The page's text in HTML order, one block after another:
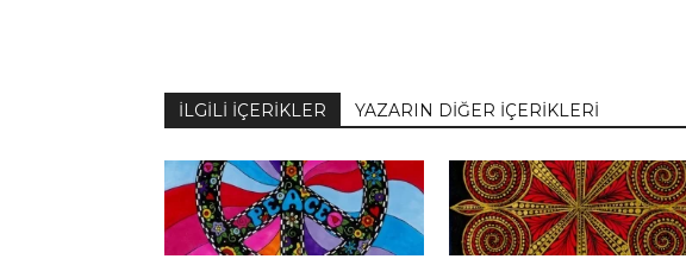
İLGİLİ İÇERİKLER YAZARIN DİĞER İÇERİKLERİ